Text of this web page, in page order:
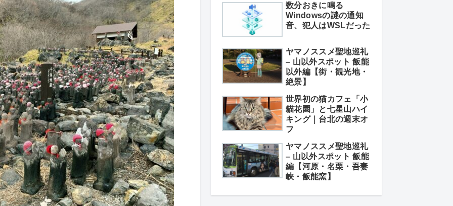
数分おきに鳴る
Windowsの謎の通知
音、犯人はWSLだった
ヤマノススメ聖地巡礼
– 山以外スポット 飯能
以外編【街・観光地・
絶景】
世界初の猫カフェ「小
貓花園」と七星山ハイ
キング｜台北の週末オ
フ
ヤマノススメ聖地巡礼
– 山以外スポット 飯能
編【河原・名栗・吾妻
峡・飯能窯】